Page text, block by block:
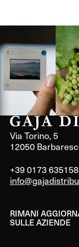
Via Torino, 5
12050
+39 0173 635158
RIMANI
SULLE AZIENDE